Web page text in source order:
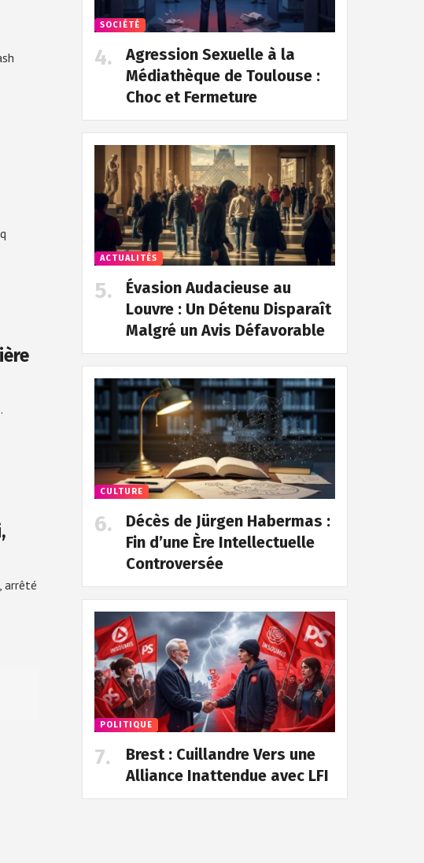
arrêté
SOCIÉTÉ
Agression Sexuelle à la
Médiathèque de Toulouse :
Choc et Fermeture
ACTUALITÉS
Évasion Audacieuse au
Louvre : Un Détenu Disparaît
Malgré un Avis Défavorable
CULTURE
Décès de Jürgen Habermas :
Fin d’une Ère Intellectuelle
Controversée
POLITIQUE
Brest : Cuillandre Vers une
Alliance Inattendue avec LFI